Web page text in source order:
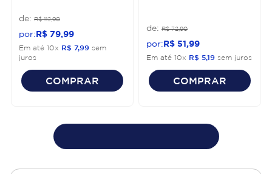
R$ 112,90
R$ 79 99
Em até 10x R$ 7,99 sem
juros
COMPRAR
R$ 72,90
R$ 51 99
Em até 10x R$ 5,19 sem juros
COMPRAR